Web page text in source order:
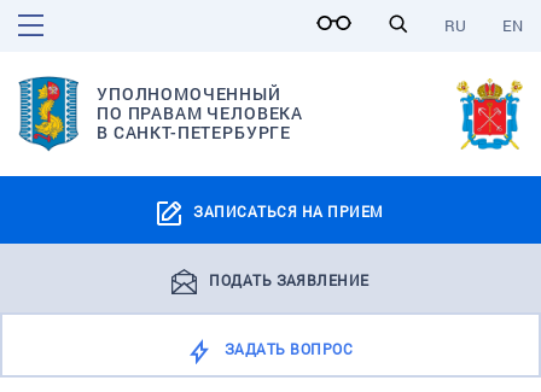
EN
RU
УПОЛНОМОЧЕННЫЙ
ПО ПРАВАМ ЧЕЛОВЕКА
В САНКТ-ПЕТЕРБУРГЕ
ЗАПИСАТЬСЯ НА ПРИЕМ
ПОДАТЬ ЗАЯВЛЕНИЕ
ЗАДАТЬ ВОПРОС